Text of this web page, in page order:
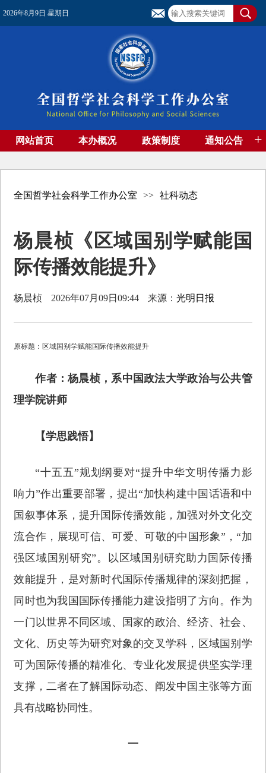
2026年8月9日 星期日
网站首页 本办概况 政策制度 通知公告 +
全国哲学社会科学工作办公室 >> 社科动态
杨晨桢《区域国别学赋能国
际传播效能提升》
杨晨桢 2026年07月09日09:44 来源：光明日报
原标题：区域国别学赋能国际传播效能提升
作者：杨晨桢，系中国政法大学政治与公共管
理学院讲师
【学思践悟】
“十五五”规划纲要对“提升中华文明传播力影
响力”作出重要部署，提出“加快构建中国话语和中
国叙事体系，提升国际传播效能，加强对外文化交
流合作，展现可信、可爱、可敬的中国形象”，“加
强区域国别研究”。以区域国别研究助力国际传播
效能提升，是对新时代国际传播规律的深刻把握，
同时也为我国国际传播能力建设指明了方向。作为
一门以世界不同区域、国家的政治、经济、社会、
文化、历史等为研究对象的交叉学科，区域国别学
可为国际传播的精准化、专业化发展提供坚实学理
支撑，二者在了解国际动态、阐发中国主张等方面
具有战略协同性。
一